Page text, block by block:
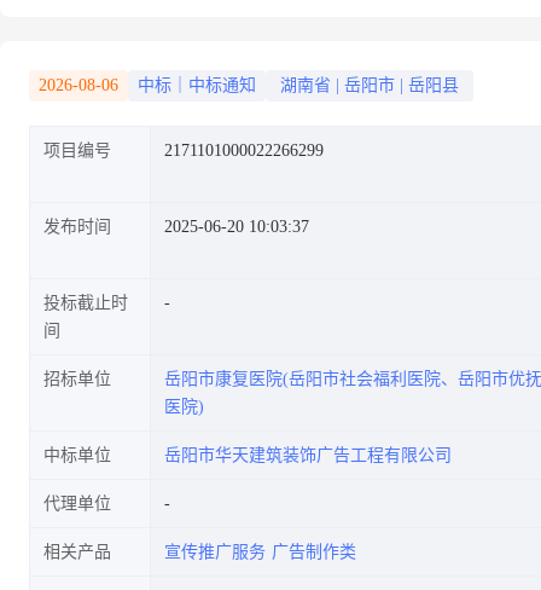
2026-08-06 中标｜中标通知 湖南省 岳阳市 岳阳县
项目编号 2171101000022266299
发布时间 2025-06-20 10:03:37
投标截止时
间
招标单位
岳阳市康复医院(岳阳市社会福利医院、岳阳市优
医院)
中标单位 岳阳市华天建筑装饰广告工程有限公司
代理单位
相关产品 宣传推广服务 广告制作类